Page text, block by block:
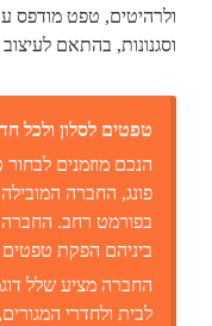
ולרהיטים, טפט מודפס
וסגנונות, בהתאם
טפטים לסלון ולכל
הנכם מוזמנים לבחור
פונג, החברה
בפורמט רחב. החברה
ביניהם הפקת טפטים
החברה מציע שלל
לבית ולחדרי